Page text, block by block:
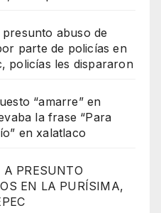
abuso de
parte de policías en
policías les dispararon
“amarre” en
la frase “Para
en xalatlaco
A PRESUNTO
EN LA PURÍSIMA,